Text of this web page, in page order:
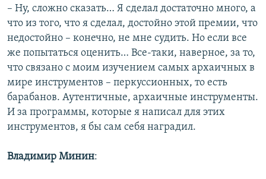
– Ну, сложно сказать… Я сделал достаточно много, а
что из того, что я сделал, достойно этой премии, что
недостойно – конечно, не мне судить. Но если все
же попытаться оценить… Все-таки, наверное, за то,
что связано с моим изучением самых архаичных в
мире инструментов – перкуссионных, то есть
барабанов. Аутентичные, архаичные инструменты.
И за программы, которые я написал для этих
инструментов, я бы сам себя наградил.
Владимир Минин: